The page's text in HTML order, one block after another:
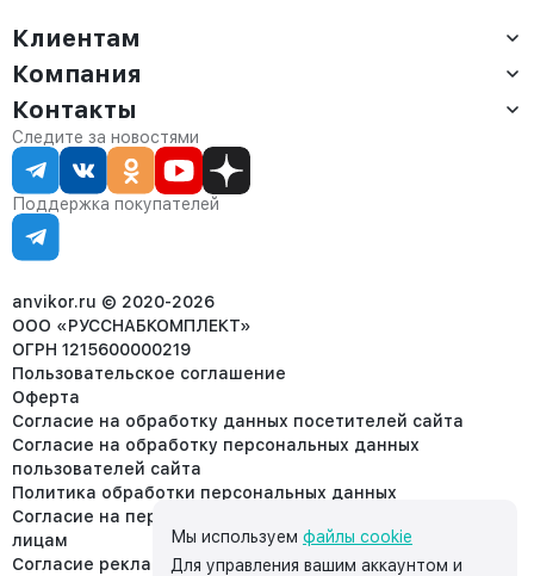
Клиентам
Доставка
Оплата
Сервис
Статус заказа
Статьи
Компания
О компании
Контакты
Партнёрам
Контакты
Отдел продаж:
8 (800) 234-22-62
corp@anvikor.ru
Ежедневно, с 7:00-19:00 (МСК)
Отдел рекламации:
8 (953) 455-25-61
Следите за новостями
Поддержка покупателей
anvikor.ru © 2020-2026
ООО «РУССНАБКОМПЛЕКТ»
ОГРН 1215600000219
Пользовательское соглашение
Оферта
Согласие на обработку данных посетителей сайта
Согласие на обработку персональных данных
пользователей сайта
Политика обработки персональных данных
Согласие на передачу персональных данных третьим
лицам
Согласие реклама
Мы используем файлы cookie
Для управления вашим аккаунтом и